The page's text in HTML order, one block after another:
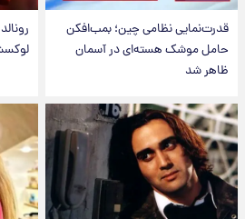
قدرت‌نمایی نظامی چین؛ بمب‌افکن
حامل موشک هسته‌ای در آسمان
ظاهر شد